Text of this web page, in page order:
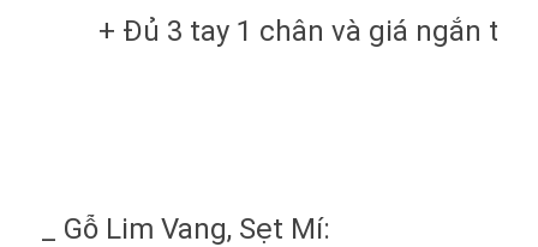
+ Đủ 3 tay 1 chân và giá ngắn
_ Gỗ Lim Vang, Sẹt Mí: